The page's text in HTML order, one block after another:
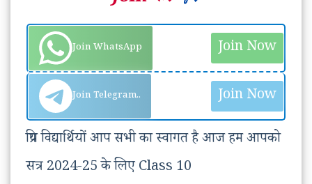
Join WhatsApp Join Now
Join Telegram..
Join Now
प्रिय विद्यार्थियों आप सभी का स्वागत है आज हम आपको
सत्र 2024-25 के लिए Class 10